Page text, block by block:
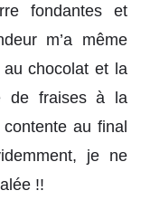
fondantes et
m’a même
chocolat et la
de fraises à la
au final
je ne
!!